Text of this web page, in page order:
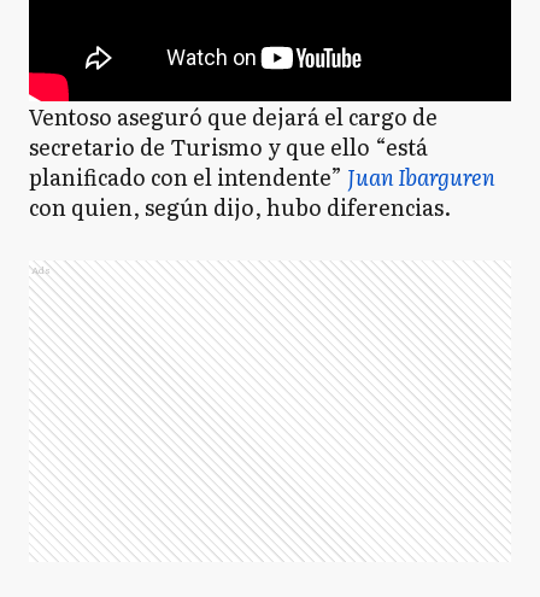
Ventoso aseguró que dejará el cargo de
secretario de Turismo y que ello “está
planificado con el intendente” Juan Ibarguren
con quien, según dijo, hubo diferencias.
Ads